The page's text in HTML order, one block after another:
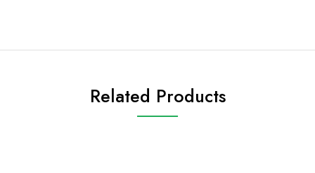
Related Products